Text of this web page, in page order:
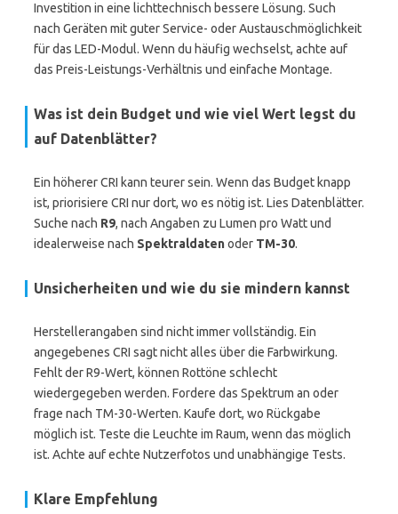
Investition in eine lichttechnisch bessere Lösung. Such
nach Geräten mit guter Service- oder Austauschmöglichkeit
für das LED-Modul. Wenn du häufig wechselst, achte auf
das Preis-Leistungs-Verhältnis und einfache Montage.
Was ist dein Budget und wie viel Wert legst du
auf Datenblätter?
Ein höherer CRI kann teurer sein. Wenn das Budget knapp
ist, priorisiere CRI nur dort, wo es nötig ist. Lies Datenblätter.
Suche nach R9, nach Angaben zu Lumen pro Watt und
idealerweise nach Spektraldatenoder TM-30.
Unsicherheiten und wie du sie mindern kannst
Herstellerangaben sind nicht immer vollständig. Ein
angegebenes CRI sagt nicht alles über die Farbwirkung.
Fehlt der R9-Wert, können Rottöne schlecht
wiedergegeben werden. Fordere das Spektrum an oder
frage nach TM-30-Werten. Kaufe dort, wo Rückgabe
möglich ist. Teste die Leuchte im Raum, wenn das möglich
ist. Achte auf echte Nutzerfotos und unabhängige Tests.
Klare Empfehlung